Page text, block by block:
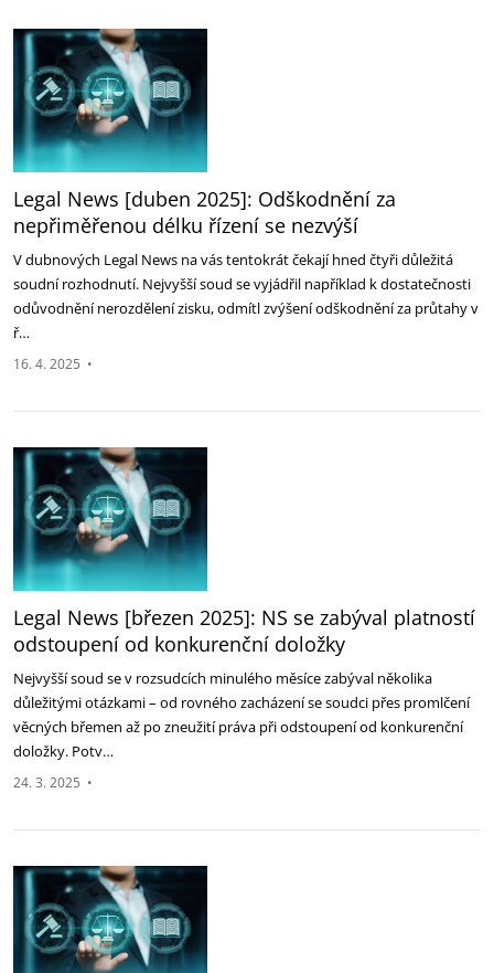
Legal News [duben 2025]: Odškodnění za
nepřiměřenou délku řízení se ‎nezvýší
V dubnových Legal News na vás tentokrát čekají hned čtyři důležitá
soudní rozhodnutí. Nejvyšší soud se ‎vyjádřil například k dostatečnosti
odůvodnění nerozdělení zisku, odmítl zvýšení odškodnění za průtahy v
‎ř…
16. 4. 2025 •
Legal News [březen 2025]: NS se zabýval platností
odstoupení od konkurenční doložky
Nejvyšší soud se v rozsudcích minulého měsíce zabýval několika
důležitými otázkami – od rovného zacházení se soudci přes promlčení
věcných břemen až po zneužití práva při odstoupení od konkurenční
doložky. Potv…
24. 3. 2025 •